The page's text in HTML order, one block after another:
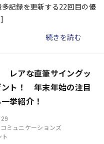
記録を更新する22回目の優
続きを読む
レアな直筆サイングッ
ント！ 年末年始の注目
挙紹介！
ミュニケーションズ